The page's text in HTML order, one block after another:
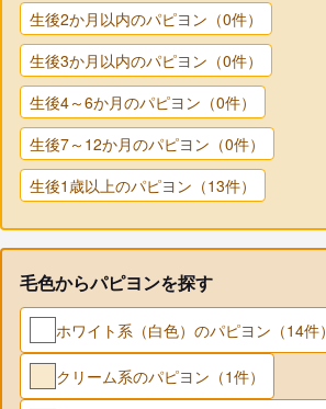
生後2か月以内のパピヨン（0件）
生後3か月以内のパピヨン（0件）
生後4～6か月のパピヨン（0件）
生後7～12か月のパピヨン（0件）
生後1歳以上のパピヨン（13件）
毛色からパピヨンを探す
ホワイト系（白色）のパピヨン（14件）
クリーム系のパピヨン（1件）